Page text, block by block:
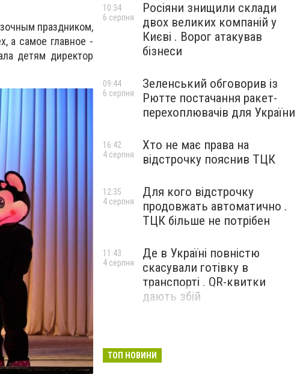
праздником,
а самое главное -
детям директор
Росіяни знищили склади
двох великих компаній у
Києві . Ворог атакував
бізнеси
10:34
6 серпня
Зеленський обговорив із
Рютте постачання ракет-
перехоплювачів для України
09:44
6 серпня
Хто не має права на
відстрочку пояснив ТЦК
16:42
4 серпня
Для кого відстрочку
продовжать автоматично .
ТЦК більше не потрібен
12:35
4 серпня
Де в Україні повністю
скасували готівку в
транспорті . QR-квитки
дають збій
11:43
4 серпня
ТОП НОВИНИ